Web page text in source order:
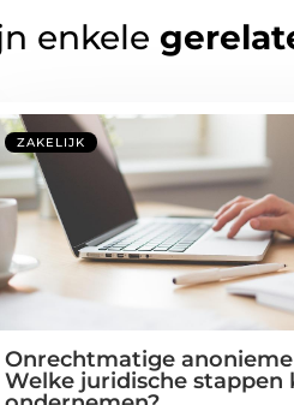
enkele
ZAKELIJK
Onrechtmatige
Welke juridische stappen